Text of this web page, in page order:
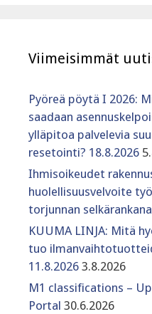
Viimeisimmät
Pyöreä pöytä I 2026:
saadaan
ylläpitoa palvelevia
resetointi? 18.8.2026
Ihmisoikeudet
huolellisuusvelvoite
torjunnan
KUUMA LINJA: Mitä
tuo
11.8.2026 3.8.2026
M1 classifications –
Portal 30.6.2026